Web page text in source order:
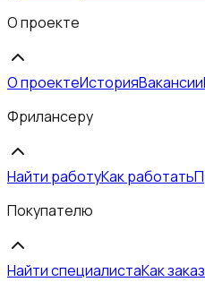
О проекте
О проектеИсторияВакансии
Фрилансеру
Найти работуКак работать
Покупателю
Найти специалистаКак